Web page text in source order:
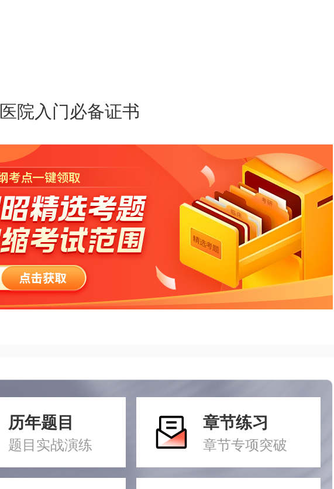
院入门必备证书
历年题目
题目实战演练
章节练习
章节专项突破